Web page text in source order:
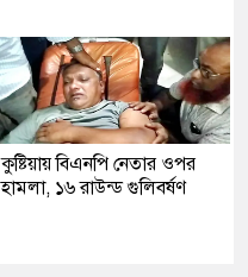
কুষ্টিয়ায় বিএনপি নেতার ওপর
হামলা, ১৬ রাউন্ড গুলিবর্ষণ